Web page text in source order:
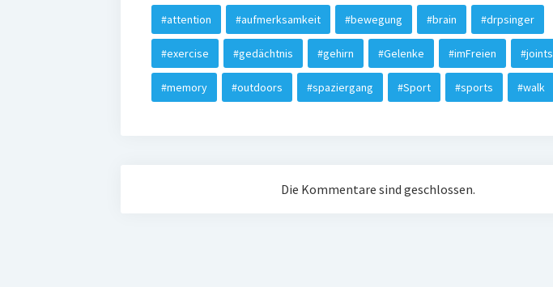
#attention #aufmerksamkeit #bewegung #brain #drpsinger
#exercise #gedächtnis #gehirn #Gelenke #imFreien #joints
#memory #outdoors #spaziergang #Sport #sports #walk
Die Kommentare sind geschlossen.